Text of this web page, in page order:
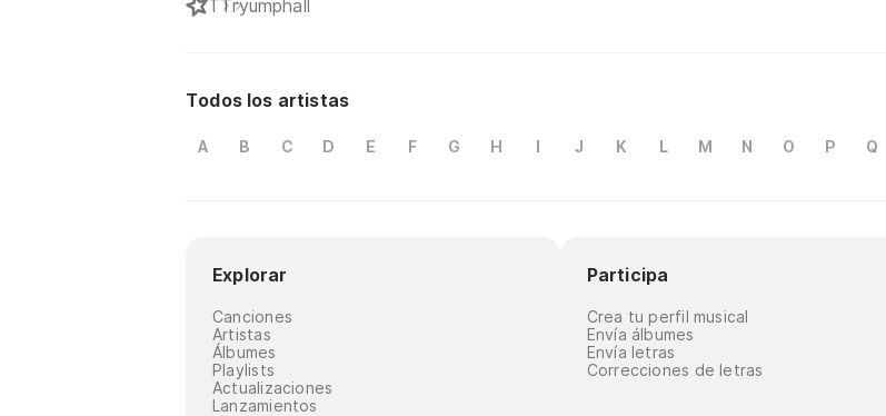
TTryumphall
Todos los artistas
A B C D E F G H I J K L M N O P Q
Explorar
Canciones
Artistas
Álbumes
Playlists
Actualizaciones
Lanzamientos
Participa
Crea tu perfil musical
Envía álbumes
Envía letras
Correcciones de letras